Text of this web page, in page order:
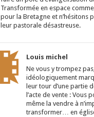
Transformée en espace
pour la Bretagne et n’hésitons
leur pastorale désastreuse.
Louis michel
Ne vous y trompez
idéologiquement
leur tour d’une partie
l’acte de vente :
même la vendre à
transformer… en